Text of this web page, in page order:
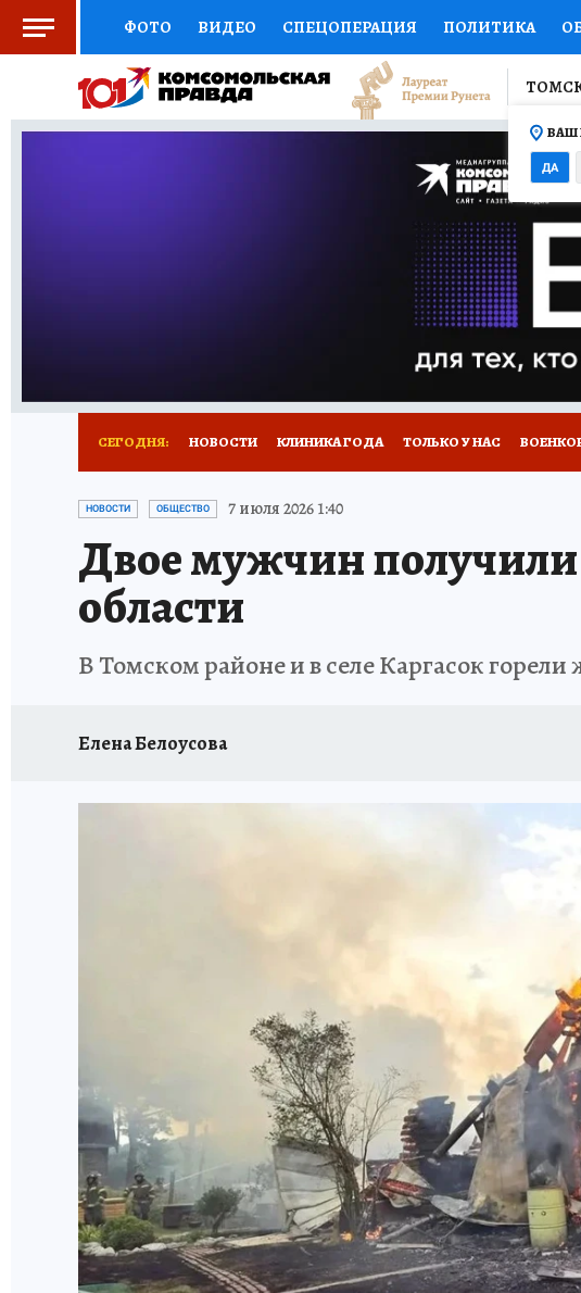
ФОТО ВИДЕО СПЕЦОПЕРАЦИЯ ПОЛИТИКА
СОЦПОДДЕРЖКА НАУКА СПОРТ КОЛУМНИСТЫ
ВЫБОР ЭКСПЕРТОВ ДОКТОР ФИНАНСЫ
ПРОГНОЗЫ НА СПОРТ
ТЕЛЕВИЗОР
НОВОЕ НА САЙТЕ
ВАШ
ДА
СЕГОДНЯ: НОВОСТИ КЛИНИКА ГОДА ТОЛЬКО У НАС
ПРОИСШЕСТВИЯ АФИША
НОВОСТИ ОБЩЕСТВО 7 июля 2026 1:40
Двое мужчин
области
В Томском районе и в селе Каргасок
Елена Белоусова